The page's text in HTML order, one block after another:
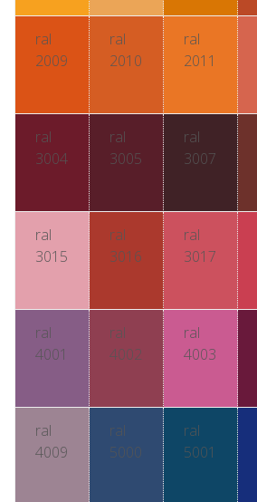
ral
2009
ral
2010
ral
2011
ral
3004
ral
3005
ral
3007
ral
3015
ral
3016
ral
3017
ral
4001
ral
4002
ral
4003
ral
4009
ral
5000
ral
5001